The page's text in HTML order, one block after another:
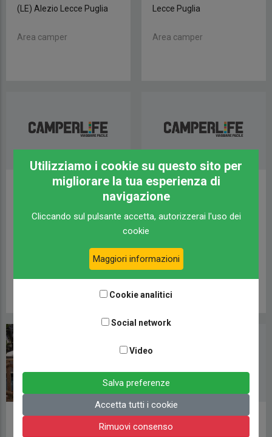
(LE) Alezio Lecce Puglia
Area camper
Lecce Puglia
Area camper
Agricampeggio
Prete
Azienda Agricola
Prete
via Torre Columena SP340
Cesareo Lecce Puglia
Agricampeggio
Azienda Agrituristica
Masseria La Verna -
Utilizziamo i cookie su questo sito per
migliorare la tua esperienza di
navigazione
Cliccando sul pulsante accetta, autorizzerai l'uso dei
cookie
Maggiori informazioni
Cookie analitici
Social network
Video
Salva preferenze
Accetta tutti i cookie
Rimuovi consenso